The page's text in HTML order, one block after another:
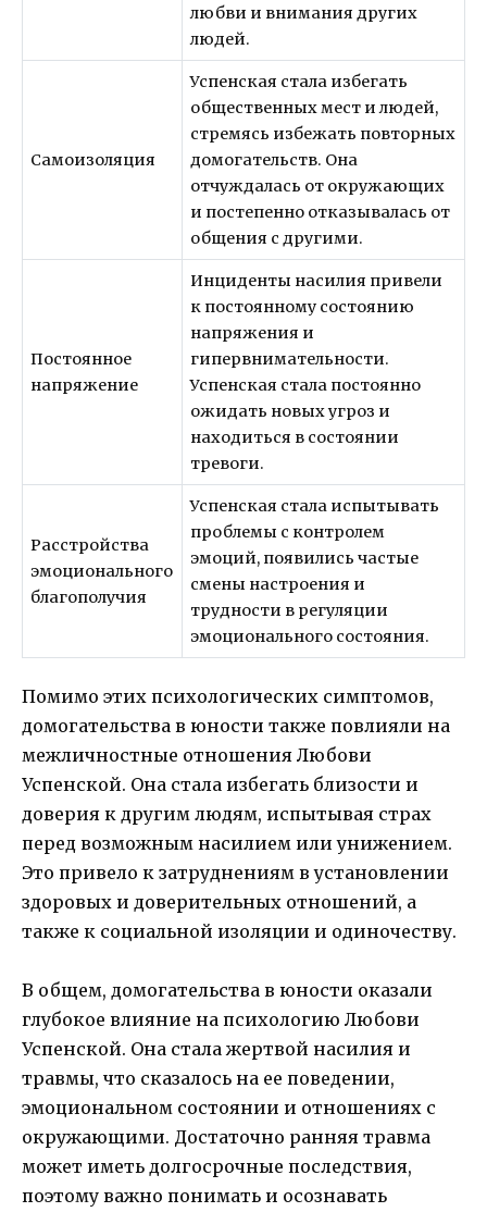
любви и внимания других
людей.
Самоизоляция
Успенская стала избегать
общественных мест и людей,
стремясь избежать повторных
домогательств. Она
отчуждалась от окружающих
и постепенно отказывалась от
общения с другими.
Постоянное
напряжение
Инциденты насилия привели
к постоянному состоянию
напряжения и
гипервнимательности.
Успенская стала постоянно
ожидать новых угроз и
находиться в состоянии
тревоги.
Расстройства
эмоционального
благополучия
Успенская стала испытывать
проблемы с контролем
эмоций, появились частые
смены настроения и
трудности в регуляции
эмоционального состояния.
Помимо этих психологических симптомов,
домогательства в юности также повлияли на
межличностные отношения Любови
Успенской. Она стала избегать близости и
доверия к другим людям, испытывая страх
перед возможным насилием или унижением.
Это привело к затруднениям в установлении
здоровых и доверительных отношений, а
также к социальной изоляции и одиночеству.
В общем, домогательства в юности оказали
глубокое влияние на психологию Любови
Успенской. Она стала жертвой насилия и
травмы, что сказалось на ее поведении,
эмоциональном состоянии и отношениях с
окружающими. Достаточно ранняя травма
может иметь долгосрочные последствия,
поэтому важно понимать и осознавать